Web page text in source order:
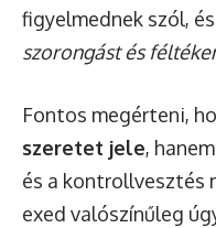
figyelmednek szól,
szorongást és
Fontos megérteni,
szeretet jele,
és a kontrollvesztés
exed valószínűleg